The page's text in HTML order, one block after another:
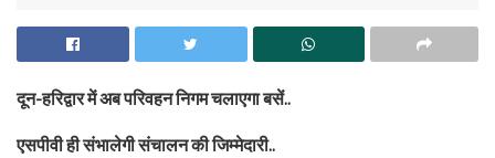
दून-हरिद्वार में अब परिवहन निगम चलाएगा बसें..
एसपीवी ही संभालेगी संचालन की जिम्मेदारी..